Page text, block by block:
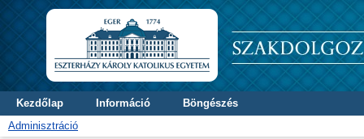
Kezdőlap Információ
Böngészés
Adminisztráció